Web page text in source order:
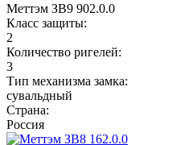
Меттэм ЗВ9 902.0.0
Класс защиты:
2
Количество ригелей:
3
Тип механизма замка:
сувальдный
Страна:
Россия